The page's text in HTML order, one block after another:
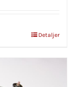
Detaljer